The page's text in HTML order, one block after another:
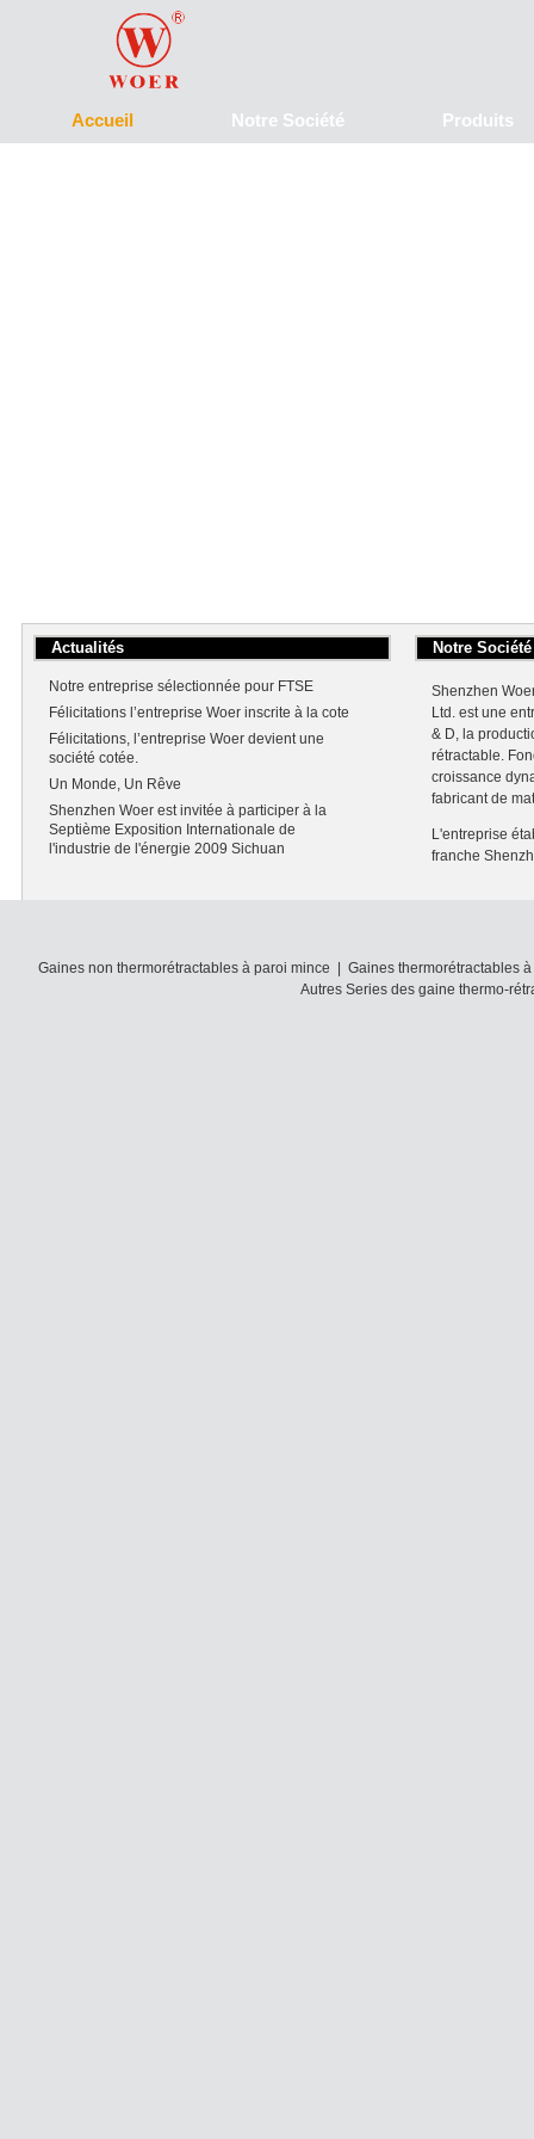
Accueil Notre Société Produits
Actualités
Notre entreprise sélectionnée pour FTSE
Félicitations l’entreprise Woer inscrite à la cote
Félicitations, l’entreprise Woer devient une
société cotée.
Un Monde, Un Rêve
Shenzhen Woer est invitée à participer à la
Septième Exposition Internationale de
l'industrie de l'énergie 2009 Sichuan
Notre Société
Shenzhen
Ltd. est une
& D, la
rétractable.
croissance
fabricant de
L'entreprise
franche
Gaines non thermorétractables à paroi mince
Gaines thermorétractables
Autres Series des gaine thermo-